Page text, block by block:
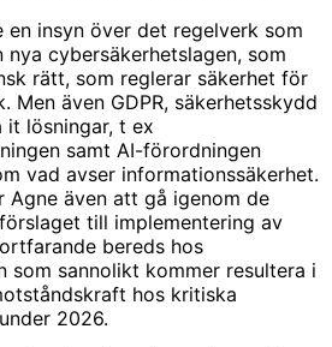
en insyn över det regelverk som
nya cybersäkerhetslagen, som
rätt, som reglerar säkerhet för
Men även GDPR, säkerhetsskydd
it lösningar, t ex
samt AI-förordningen
vad avser informationssäkerhet.
Agne även att gå igenom de
till implementering av
bereds hos
som sannolikt kommer resultera i
hos kritiska
2026.